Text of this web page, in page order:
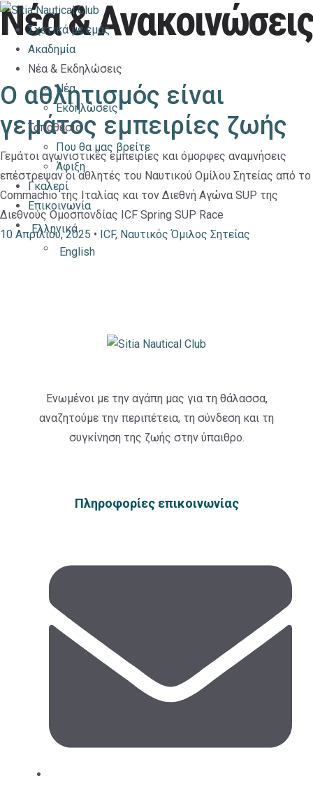
Σχετικά με εμάς
Ακαδημία
Νέα & Εκδηλώσεις
Νέα
Εκδηλώσεις
Τοποθεσία
Που θα μας βρείτε
Άφιξη
Γκαλερί
Επικοινωνία
Ελληνικά
English
Νέα & Ανακοινώσεις
Ο αθλητισμός είναι
γεμάτος εμπειρίες ζωής
Γεμάτοι αγωνιστικές εμπειρίες και όμορφες αναμνήσεις
επέστρεψαν οι αθλητές του Ναυτικού Ομίλου Σητείας από το
Commachio της Ιταλίας και τον Διεθνή Αγώνα SUP της
Διεθνούς Ομοσπονδίας ICF Spring SUP Race
10 Απριλίου, 2025 • ICF, Ναυτικός Όμιλος Σητείας
Ενωμένοι με την αγάπη μας για τη θάλασσα,
αναζητούμε την περιπέτεια, τη σύνδεση και τη
συγκίνηση της ζωής στην ύπαιθρο.
Πληροφορίες επικοινωνίας